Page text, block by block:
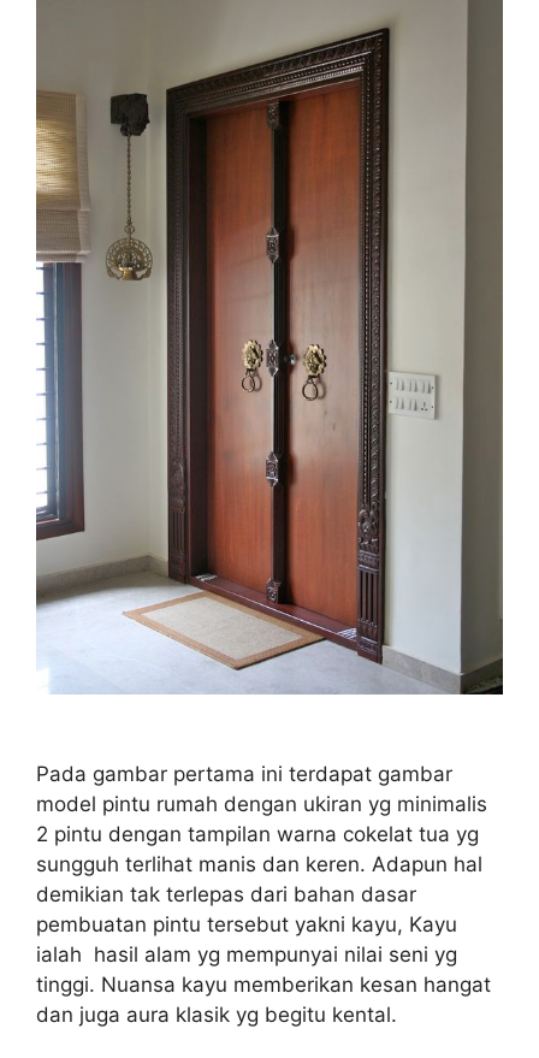
Pada gambar pertama ini terdapat gambar
model pintu rumah dengan ukiran yg minimalis
2 pintu dengan tampilan warna cokelat tua yg
sungguh terlihat manis dan keren. Adapun hal
demikian tak terlepas dari bahan dasar
pembuatan pintu tersebut yakni kayu, Kayu
ialah hasil alam yg mempunyai nilai seni yg
tinggi. Nuansa kayu memberikan kesan hangat
dan juga aura klasik yg begitu kental.